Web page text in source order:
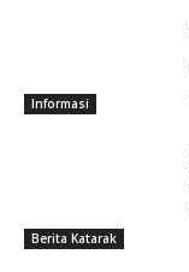
Informasi
Berita Katarak